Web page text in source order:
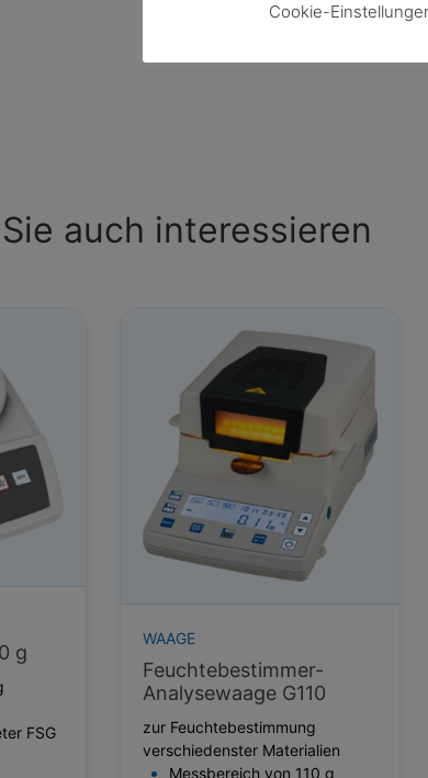
auch interessieren
g
FSG
WAAGE
Feuchtebestimmer-
Analysewaage G110
zur Feuchtebestimmung
verschiedenster Materialien
Messbereich von 110 g
Cookie-